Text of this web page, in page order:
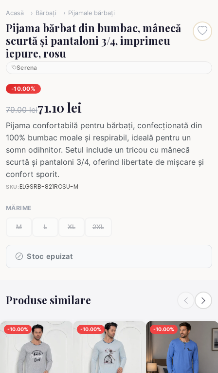
Acasă Bărbați Pijamale bărbați
Pijama bărbat din bumbac, mânecă
scurtă și pantaloni 3/4, imprimeu
iepure, rosu
Serena
-10.00%
79.00 lei71.10 lei
Pijama confortabilă pentru bărbați, confecționată din
100% bumbac moale și respirabil, ideală pentru un
somn odihnitor. Setul include un tricou cu mânecă
scurtă și pantaloni 3/4, oferind libertate de mișcare și
confort sporit.
SKU:ELGSRB-821ROSU-M
MĂRIME
M L XL 2XL
Stoc epuizat
Produse similare
-10.00% -10.00% -10.00%